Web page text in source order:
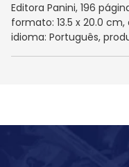
Editora Panini, 196
formato: 13.5 x 20.0
idioma: Português,